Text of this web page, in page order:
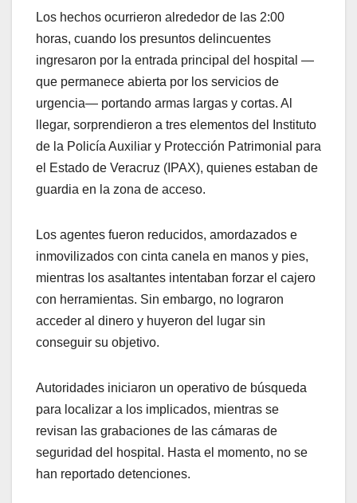
Los hechos ocurrieron alrededor de las 2:00
horas, cuando los presuntos delincuentes
ingresaron por la entrada principal del hospital —
que permanece abierta por los servicios de
urgencia— portando armas largas y cortas. Al
llegar, sorprendieron a tres elementos del Instituto
de la Policía Auxiliar y Protección Patrimonial para
el Estado de Veracruz (IPAX), quienes estaban de
guardia en la zona de acceso.
Los agentes fueron reducidos, amordazados e
inmovilizados con cinta canela en manos y pies,
mientras los asaltantes intentaban forzar el cajero
con herramientas. Sin embargo, no lograron
acceder al dinero y huyeron del lugar sin
conseguir su objetivo.
Autoridades iniciaron un operativo de búsqueda
para localizar a los implicados, mientras se
revisan las grabaciones de las cámaras de
seguridad del hospital. Hasta el momento, no se
han reportado detenciones.